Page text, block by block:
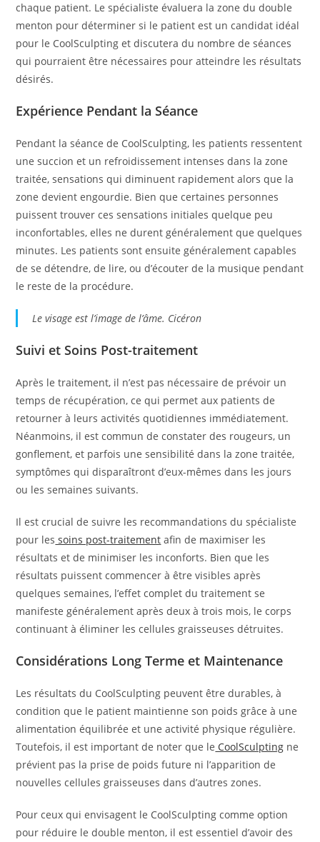
chaque patient. Le spécialiste évaluera la zone du double
menton pour déterminer si le patient est un candidat idéal
pour le CoolSculpting et discutera du nombre de séances
qui pourraient être nécessaires pour atteindre les résultats
désirés.
Expérience Pendant la Séance
Pendant la séance de CoolSculpting, les patients ressentent
une succion et un refroidissement intenses dans la zone
traitée, sensations qui diminuent rapidement alors que la
zone devient engourdie. Bien que certaines personnes
puissent trouver ces sensations initiales quelque peu
inconfortables, elles ne durent généralement que quelques
minutes. Les patients sont ensuite généralement capables
de se détendre, de lire, ou d’écouter de la musique pendant
le reste de la procédure.
Le visage est l’image de l’âme. Cicéron
Suivi et Soins Post-traitement
Après le traitement, il n’est pas nécessaire de prévoir un
temps de récupération, ce qui permet aux patients de
retourner à leurs activités quotidiennes immédiatement.
Néanmoins, il est commun de constater des rougeurs, un
gonflement, et parfois une sensibilité dans la zone traitée,
symptômes qui disparaîtront d’eux-mêmes dans les jours
ou les semaines suivants.
Il est crucial de suivre les recommandations du spécialiste
pour les soins post-traitement afin de maximiser les
résultats et de minimiser les inconforts. Bien que les
résultats puissent commencer à être visibles après
quelques semaines, l’effet complet du traitement se
manifeste généralement après deux à trois mois, le corps
continuant à éliminer les cellules graisseuses détruites.
Considérations Long Terme et Maintenance
Les résultats du CoolSculpting peuvent être durables, à
condition que le patient maintienne son poids grâce à une
alimentation équilibrée et une activité physique régulière.
Toutefois, il est important de noter que le CoolSculpting ne
prévient pas la prise de poids future ni l’apparition de
nouvelles cellules graisseuses dans d’autres zones.
Pour ceux qui envisagent le CoolSculpting comme option
pour réduire le double menton, il est essentiel d’avoir des